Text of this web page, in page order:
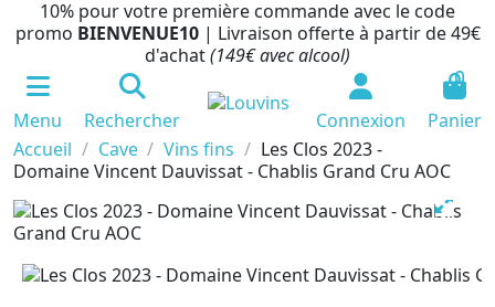
10% pour votre première commande avec le code
promo BIENVENUE10 | Livraison offerte à partir de 49€
d'achat(149€ avec alcool)
Menu Rechercher Connexion
0
Panier
Accueil
Cave Vins fins
Les Clos 2023 -
Domaine Vincent Dauvissat - Chablis Grand Cru AOC